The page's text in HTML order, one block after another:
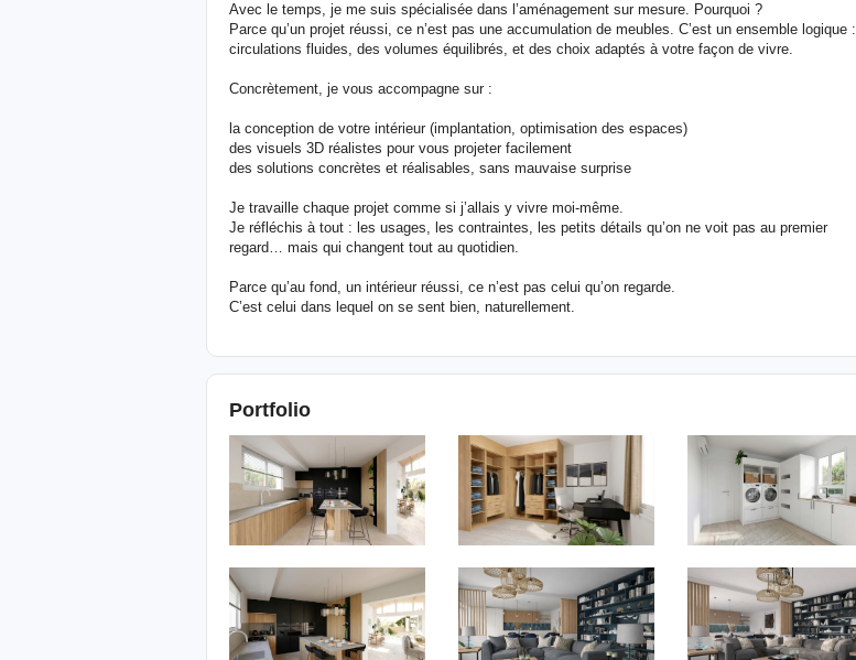
Avec le temps, je me suis spécialisée dans l’aménagement sur mesure. Pourquoi ?
Parce qu’un projet réussi, ce n’est pas une accumulation de meubles. C’est un ensemble logique
circulations fluides, des volumes équilibrés, et des choix adaptés à votre façon de vivre.
Concrètement, je vous accompagne sur :
la conception de votre intérieur (implantation, optimisation des espaces)
des visuels 3D réalistes pour vous projeter facilement
des solutions concrètes et réalisables, sans mauvaise surprise
Je travaille chaque projet comme si j’allais y vivre moi-même.
Je réfléchis à tout : les usages, les contraintes, les petits détails qu’on ne voit pas au premier
regard… mais qui changent tout au quotidien.
Parce qu’au fond, un intérieur réussi, ce n’est pas celui qu’on regarde.
C’est celui dans lequel on se sent bien, naturellement.
Portfolio